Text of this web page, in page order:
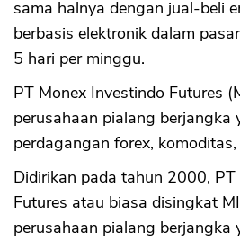
sama halnya dengan jual-beli
berbasis elektronik dalam
5 hari per minggu.
PT Monex Investindo Futures
perusahaan pialang berjangka
perdagangan forex,
Didirikan pada tahun 2000,
Futures atau biasa disingkat
perusahaan pialang berjangka